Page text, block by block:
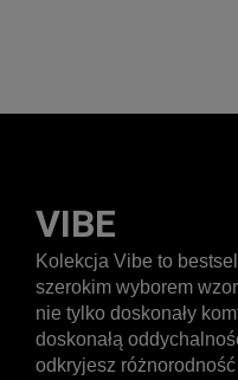
VIBE
Kolekcja Vibe to
szerokim wyborem
nie tylko doskonały
doskonałą
odkryjesz